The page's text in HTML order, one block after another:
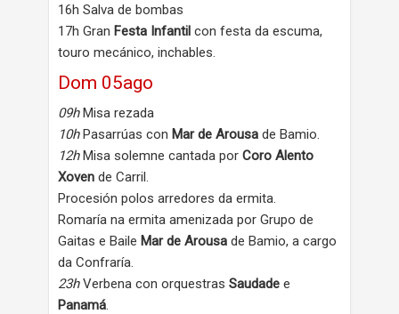
16h Salva de bombas
17h Gran Festa Infantil con festa da escuma,
touro mecánico, inchables.
Dom 05ago
09hMisa rezada
10hPasarrúas con Mar de Arousa de Bamio.
12hMisa solemne cantada por Coro Alento
Xoven de Carril.
Procesión polos arredores da ermita.
Romaría na ermita amenizada por Grupo de
Gaitas e Baile Mar de Arousa de Bamio, a cargo
da Confraría.
23hVerbena con orquestras Saudade e
Panamá